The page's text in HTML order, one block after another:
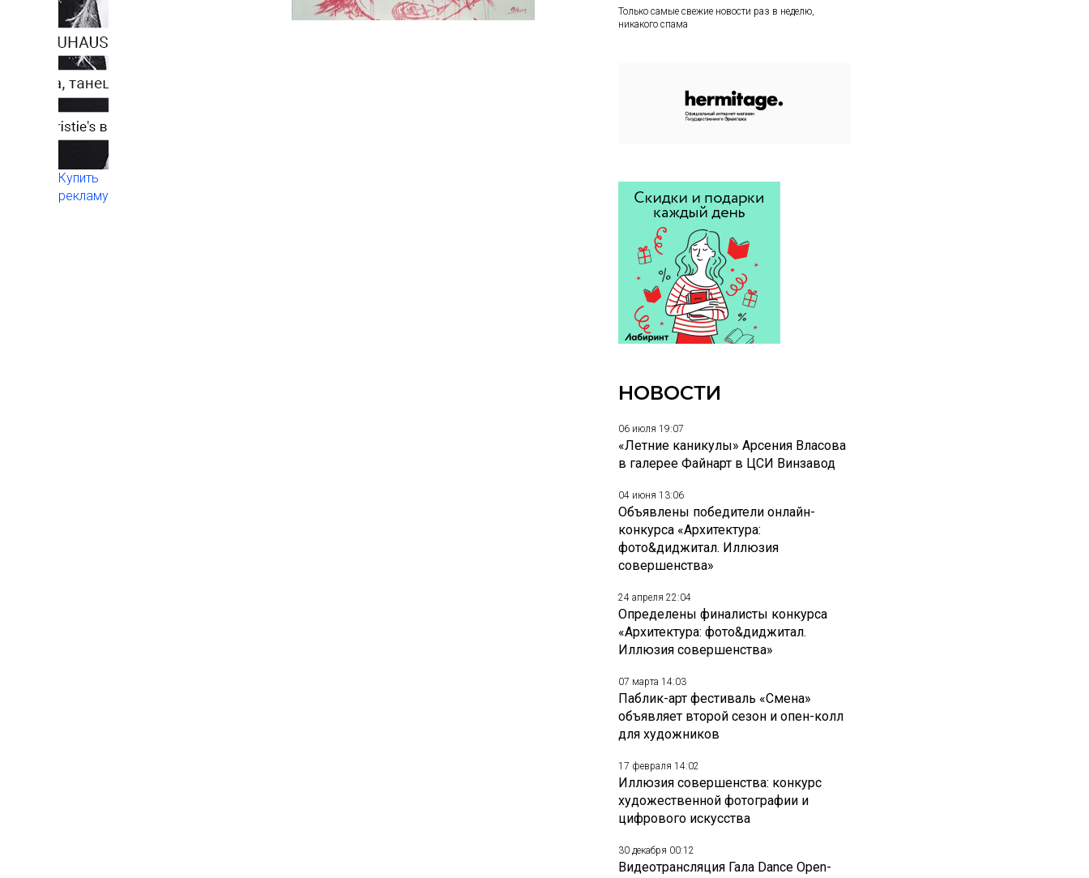
Купить
рекламу
Только самые свежие новости раз в неделю,
никакого спама
НОВОСТИ
06 июля 19:07
«Летние каникулы» Арсения Власова
в галерее Файнарт в ЦСИ Винзавод
04 июня 13:06
Объявлены победители онлайн-
конкурса «Архитектура:
фото&диджитал. Иллюзия
совершенства»
24 апреля 22:04
Определены финалисты конкурса
«Архитектура: фото&диджитал.
Иллюзия совершенства»
07 марта 14:03
Паблик-арт фестиваль «Смена»
объявляет второй сезон и опен-колл
для художников
17 февраля 14:02
Иллюзия совершенства: конкурс
художественной фотографии и
цифрового искусства
30 декабря 00:12
Видеотрансляция Гала Dance Open-